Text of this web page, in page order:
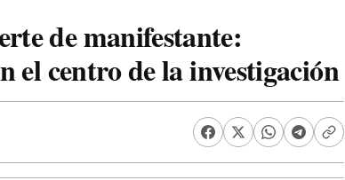
de manifestante:
centro de la investigación